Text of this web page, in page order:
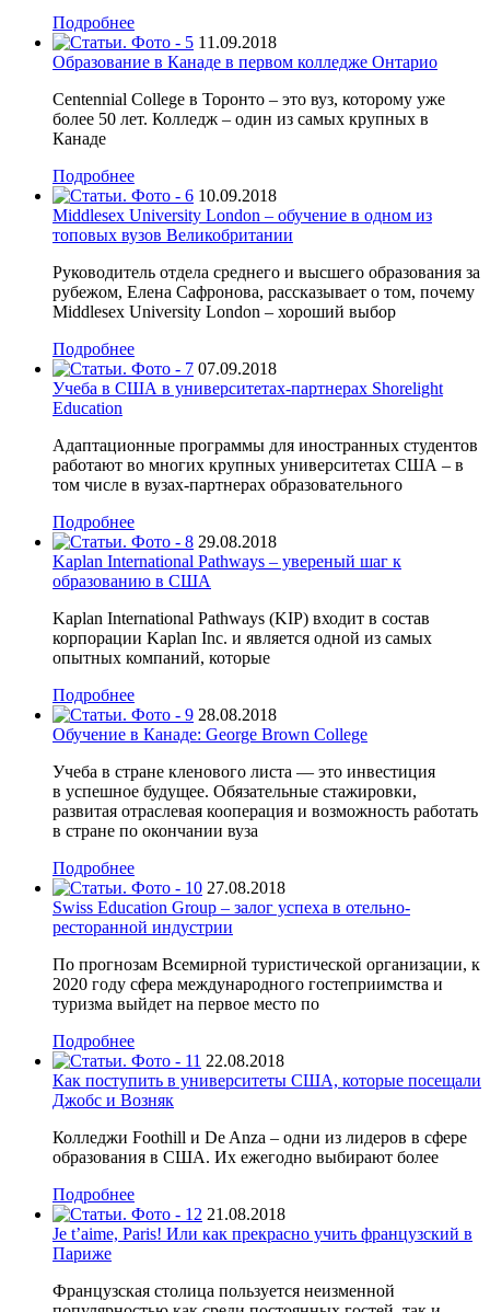
Подробнее
11.09.2018
Образование в Канаде в первом колледже Онтарио
Centennial College в Торонто – это вуз, которому уже
более 50 лет. Колледж – один из самых крупных в
Канаде
Подробнее
10.09.2018
Middlesex University London – обучение в одном из
топовых вузов Великобритании
Руководитель отдела среднего и высшего образования за
рубежом, Елена Сафронова, рассказывает о том, почему
Middlesex University London – хороший выбор
Подробнее
07.09.2018
Учеба в США в университетах-партнерах Shorelight
Education
Адаптационные программы для иностранных студентов
работают во многих крупных университетах США – в
том числе в вузах-партнерах образовательного
Подробнее
29.08.2018
Kaplan International Pathways – увереный шаг к
образованию в США
Kaplan International Pathways (KIP) входит в состав
корпорации Kaplan Inc. и является одной из самых
опытных компаний, которые
Подробнее
28.08.2018
Обучение в Канаде: George Brown College
Учеба в стране кленового листа — это инвестиция
в успешное будущее. Обязательные стажировки,
развитая отраслевая кооперация и возможность работать
в стране по окончании вуза
Подробнее
27.08.2018
Swiss Education Group – залог успеха в отельно-
ресторанной индустрии
По прогнозам Всемирной туристической организации, к
2020 году сфера международного гостеприимства и
туризма выйдет на первое место по
Подробнее
22.08.2018
Как поступить в университеты США, которые посещали
Джобс и Возняк
Колледжи Foothill и De Anza – одни из лидеров в сфере
образования в США. Их ежегодно выбирают более
Подробнее
21.08.2018
Je t’aime, Paris! Или как прекрасно учить французский в
Париже
Французская столица пользуется неизменной